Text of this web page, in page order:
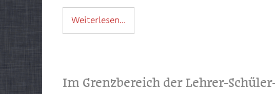
Weiterlesen…
Im Grenzbereich der Lehrer-